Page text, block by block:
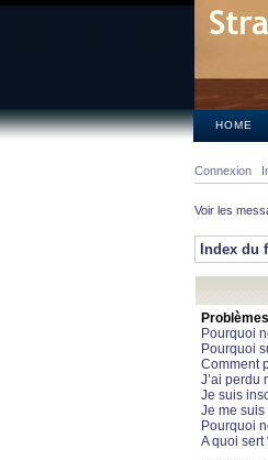
HOME
Connexion
Voir les
Index du
Pourquoi
Pourquoi
Comment
J’ai perdu
Je suis
Je me
Pourquoi
A quoi sert